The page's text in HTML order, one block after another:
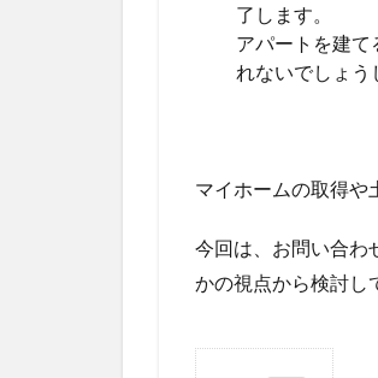
了します。
アパートを建て
れないでしょう
マイホームの取得や
今回は、お問い合わ
かの視点から検討し